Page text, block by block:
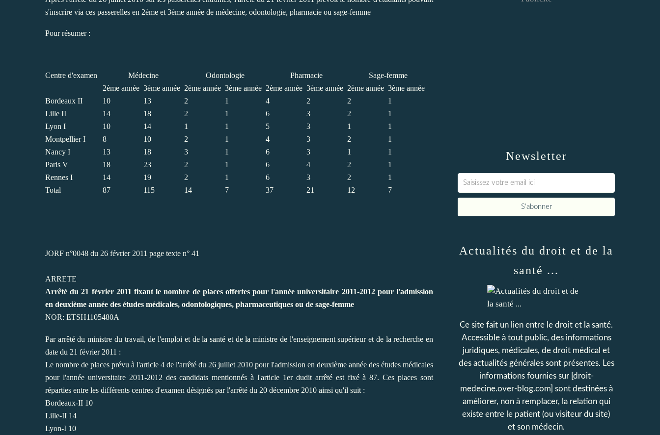
s'inscrire via ces passerelles en 2ème et 3ème année de médecine, odontologie, pharmacie ou sage-femme
Pour résumer :
Centre d'examen Médecine Odontologie Pharmacie
Sage-femme
2ème année 3ème année 2ème année 3ème année 2ème année 3ème année 2ème année 3ème année
Bordeaux II
10 13 2 1 4 2 2
1
Lille II
14 18 2 1 6 3 2
1
Lyon I
10 14 1 1 5 3 1
1
Montpellier I
8 10 2 1 4 3 2
1
Nancy I
13 18 3 1 6 3 1
1
Paris V
18 23 2 1 6 4 2
1
Rennes I
14 19 2 1 6 3 2
1
Total
87 115 14 7 37 21 12 7
JORF n°0048 du 26 février 2011 page texte n° 41
ARRETE
Arrêté du 21 février 2011 fixant le nombre de places offertes pour l'année universitaire 2011-2012 pour l'admission
en deuxième année des études médicales, odontologiques, pharmaceutiques ou de sage-femme
NOR: ETSH1105480A
Par arrêté du ministre du travail, de l'emploi et de la santé et de la ministre de l'enseignement supérieur et de la recherche en
date du 21 février 2011 :
Le nombre de places prévu à l'article 4 de l'arrêté du 26 juillet 2010 pour l'admission en deuxième année des études médicales
pour l'année universitaire 2011-2012 des candidats mentionnés à l'article 1er dudit arrêté est fixé à 87. Ces places sont
réparties entre les différents centres d'examen désignés par l'arrêté du 20 décembre 2010 ainsi qu'il suit :
Bordeaux-II 10
Lille-II 14
Lyon-I 10
Newsletter
Actualités du droit et de la
santé ...
Ce site fait un lien entre le droit et la santé.
Accessible à tout public, des informations
juridiques, médicales, de droit médical et
des actualités générales sont présentes. Les
informations fournies sur [droit-
medecine.over-blog.com] sont destinées à
améliorer, non à remplacer, la relation qui
existe entre le patient (ou visiteur du site)
et son médecin.